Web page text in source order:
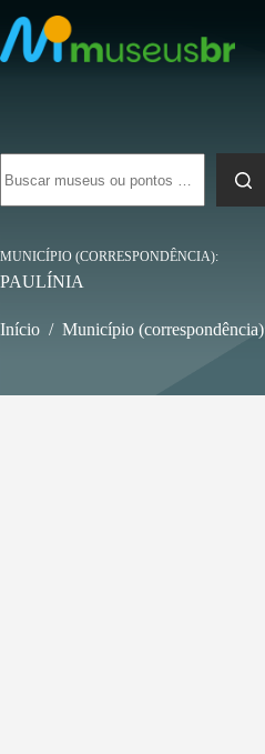
para
o
conteúdo
resultados
MUNICÍPIO (CORRESPONDÊNCIA)
PAULÍNIA
Início / Município (correspondência)